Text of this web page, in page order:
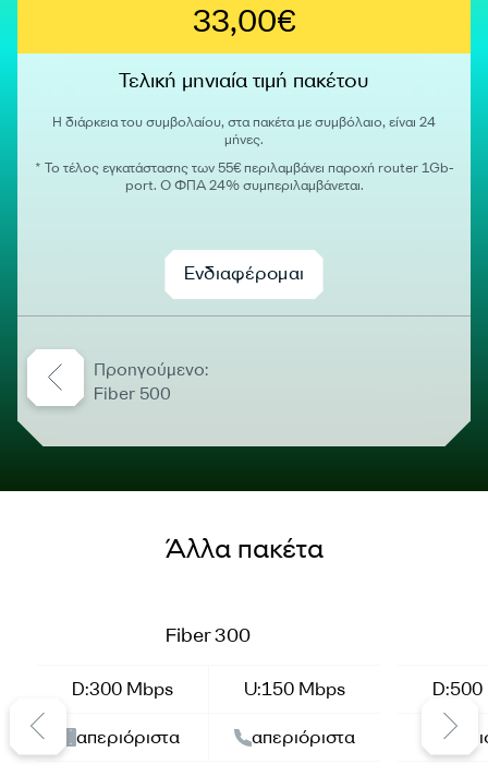
33,00€
Τελική μηνιαία τιμή πακέτου
Η διάρκεια του συμβολαίου, στα πακέτα με συμβόλαιο, είναι 24
μήνες.
* Το τέλος εγκατάστασης των 55€ περιλαμβάνει παροχή router 1Gb-
port. Ο ΦΠΑ 24% συμπεριλαμβάνεται.
Ενδιαφέρομαι
Προηγούμενο:
Fiber 500
Άλλα πακέτα
Fiber 300
D:300 Mbps U:150 Mbps
απεριόριστα απεριόριστα
D:500